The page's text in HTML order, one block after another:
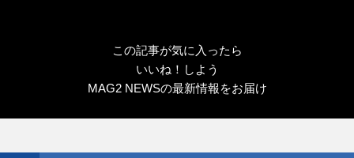
この記事が気に入ったら
いいね！しよう
MAG2 NEWSの最新情報をお届け